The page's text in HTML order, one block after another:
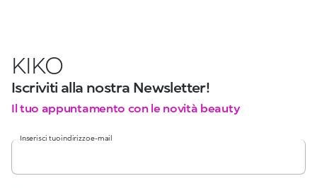
KIKO
Iscriviti alla nostra Newsletter!
Il tuo appuntamento con le novità beauty
Inserisci tuo indirizzo e-mail